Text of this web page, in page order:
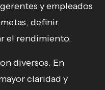
y empleados
definir
el rendimiento.
diversos. En
claridad y